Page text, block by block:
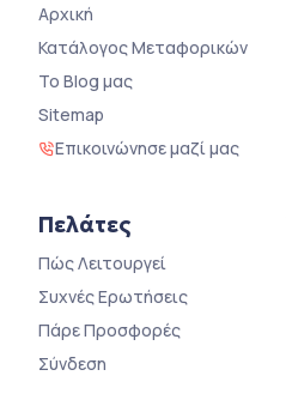
Αρχική
Κατάλογος Μεταφορικών
Το Blog μας
Sitemap
Επικοινώνησε μαζί μας
Πελάτες
Πώς Λειτουργεί
Συχνές Ερωτήσεις
Πάρε Προσφορές
Σύνδεση